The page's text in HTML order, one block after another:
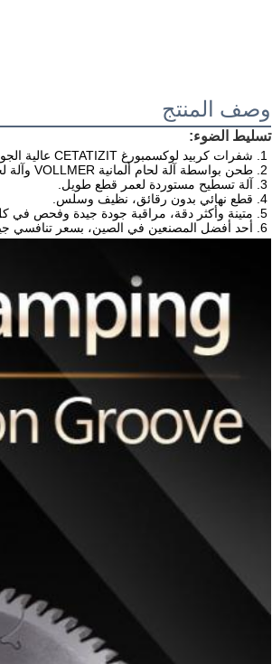
وصف المنتج
تسليط الضوء:
1. شفرات كربيد لوكسمبورغ CETATIZIT عالية الجودة
2. طحن بواسطة آلة لحام ألمانية VOLLMER وآلة لحام ألمانية Gerling.
3. آلة تسطيح مستوردة لعمر قطع طويل.
4. قطع نهائي بدون رقائق، نظيف وسلس.
5. متينة وأكثر دقة، مراقبة جودة جيدة وفحص في كل خطوة في خط الإنتاج.
6. أحد أفضل المصنعين في الصين، بسعر تنافسي جيد.